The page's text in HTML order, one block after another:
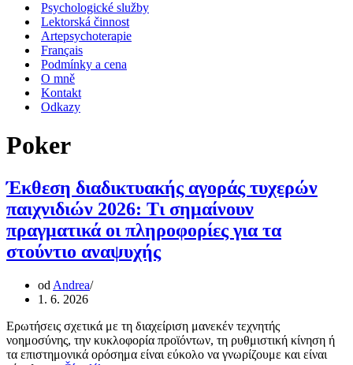
Psychologické služby
Lektorská činnost
Artepsychoterapie
Français
Podmínky a cena
O mně
Kontakt
Odkazy
Poker
Έκθεση διαδικτυακής αγοράς τυχερών
παιχνιδιών 2026: Τι σημαίνουν
πραγματικά οι πληροφορίες για τα
στούντιο αναψυχής
od Andrea
1. 6. 2026
Ερωτήσεις σχετικά με τη διαχείριση μανεκέν τεχνητής
νοημοσύνης, την κυκλοφορία προϊόντων, τη ρυθμιστική κίνηση ή
τα επιστημονικά ορόσημα είναι εύκολο να γνωρίζουμε και είναι